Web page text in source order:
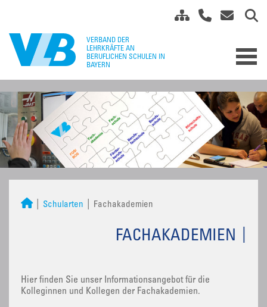
Schularten Fachakademien
FACHAKADEMIEN
Hier finden Sie unser Informationsangebot für die
Kolleginnen und Kollegen der Fachakademien.